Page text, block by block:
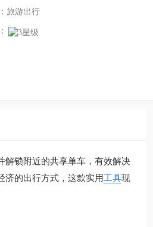
旅游出行
解锁附近的共享单车，有效解决
济的出行方式，这款实用工具现